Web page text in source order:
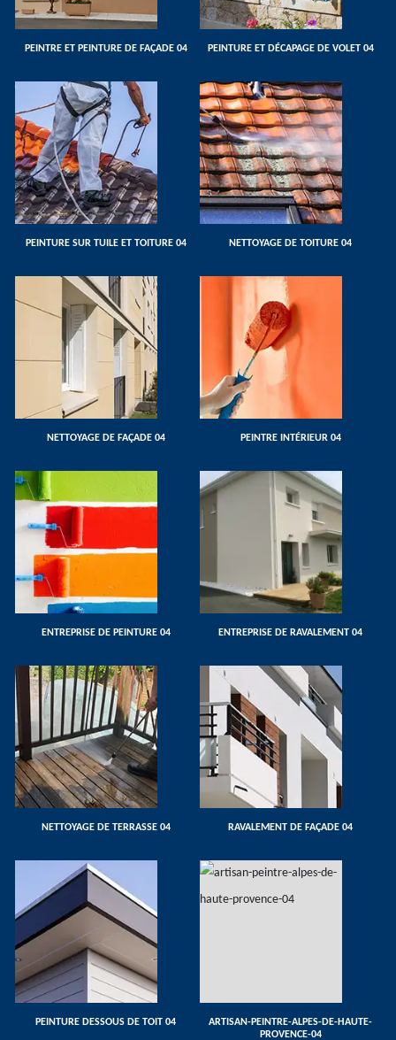
PEINTRE ET PEINTURE DE FAÇADE 04 PEINTURE ET DÉCAPAGE DE VOLET 04
PEINTURE SUR TUILE ET TOITURE 04 NETTOYAGE DE TOITURE 04
NETTOYAGE DE FAÇADE 04 PEINTRE INTÉRIEUR 04
ENTREPRISE DE PEINTURE 04 ENTREPRISE DE RAVALEMENT 04
NETTOYAGE DE TERRASSE 04 RAVALEMENT DE FAÇADE 04
PEINTURE DESSOUS DE TOIT 04
ARTISAN-PEINTRE-ALPES-DE-HAUTE-
PROVENCE-04